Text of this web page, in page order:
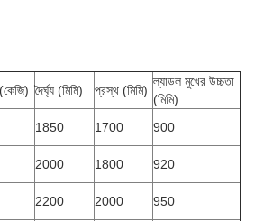
দৈর্ঘ্য (মিমি) প্রস্থ (মিমি)
ল্যাডল মুখের উচ্চতা
(মিমি)
1850 1700
900
2000 1800
920
2200 2000
950